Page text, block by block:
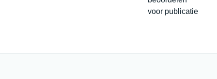
voor publicatie